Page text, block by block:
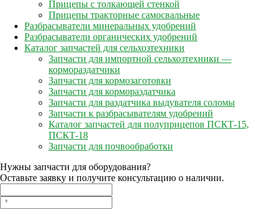
Прицепы с толкающей стенкой
Прицепы тракторные самосвальные
Разбрасыватели минеральных удобрений
Разбрасыватели органических удобрений
Каталог запчастей для сельхозтехники
Запчасти для импортной сельхозтехники —
кормораздатчики
Запчасти для кормозаготовки
Запчасти для кормораздатчика
Запчасти для раздатчика выдувателя соломы
Запчасти к разбрасывателям удобрений
Каталог запчастей для полуприцепов ПСКТ-15,
ПСКТ-18
Запчасти для почвообработки
Нужны запчасти для оборудования?
Оставьте заявку и получите консультацию о наличии.